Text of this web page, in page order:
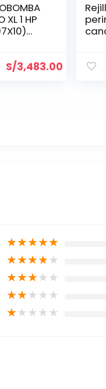
XL 1 HP
S/3,483.00
★★★★★
★★★★★
★★★★★
★★★★★
★★★★★